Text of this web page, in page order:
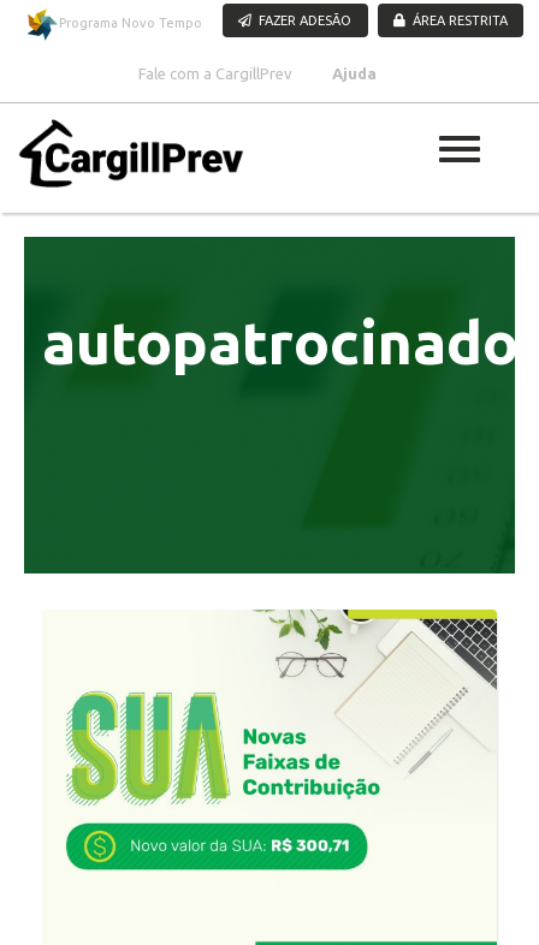
Pular para o conteúdo
Programa Novo Tempo FAZER ADESÃO ÁREA RESTRITA
Fale com a CargillPrev Ajuda